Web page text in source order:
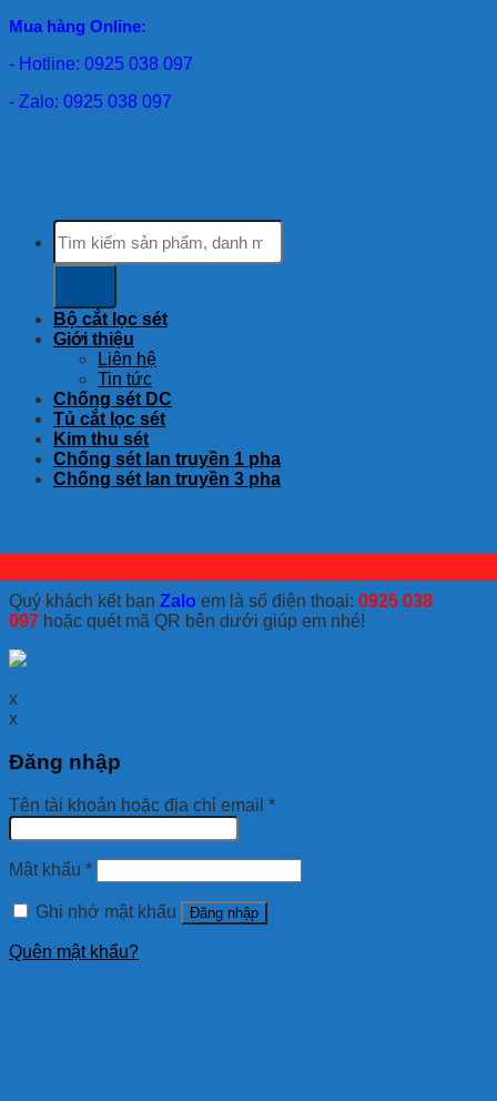
Mua hàng Online:
- Hotline: 0925 038 097
- Zalo: 0925 038 097
Tìm
kiếm:
Bộ cắt lọc sét
Giới thiệu
Liên hệ
Tin tức
Chống sét DC
Tủ cắt lọc sét
Kim thu sét
Chống sét lan truyền 1 pha
Chống sét lan truyền 3 pha
Quý khách kết bạn Zalo em là số điện thoại: 0925 038
097 hoặc quét mã QR bên dưới giúp em nhé!
x
x
Đăng nhập
Tên tài khoản hoặc địa chỉ email *
Mật khẩu *
Ghi nhớ mật khẩu Đăng nhập
Quên mật khẩu?